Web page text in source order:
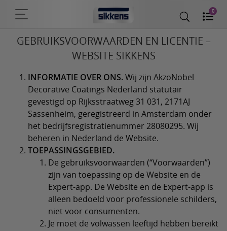
0
GEBRUIKSVOORWAARDEN EN LICENTIE –
WEBSITE SIKKENS
INFORMATIE OVER ONS.Wij zijn AkzoNobel
Decorative Coatings Nederland statutair
gevestigd op Rijksstraatweg 31 031, 2171AJ
Sassenheim, geregistreerd in Amsterdam onder
het bedrijfsregistratienummer 28080295. Wij
beheren in Nederland de Website.
TOEPASSINGSGEBIED.
De gebruiksvoorwaarden (“Voorwaarden”)
zijn van toepassing op de Website en de
Expert-app. De Website en de Expert-app is
alleen bedoeld voor professionele schilders,
niet voor consumenten.
Je moet de volwassen leeftijd hebben bereikt